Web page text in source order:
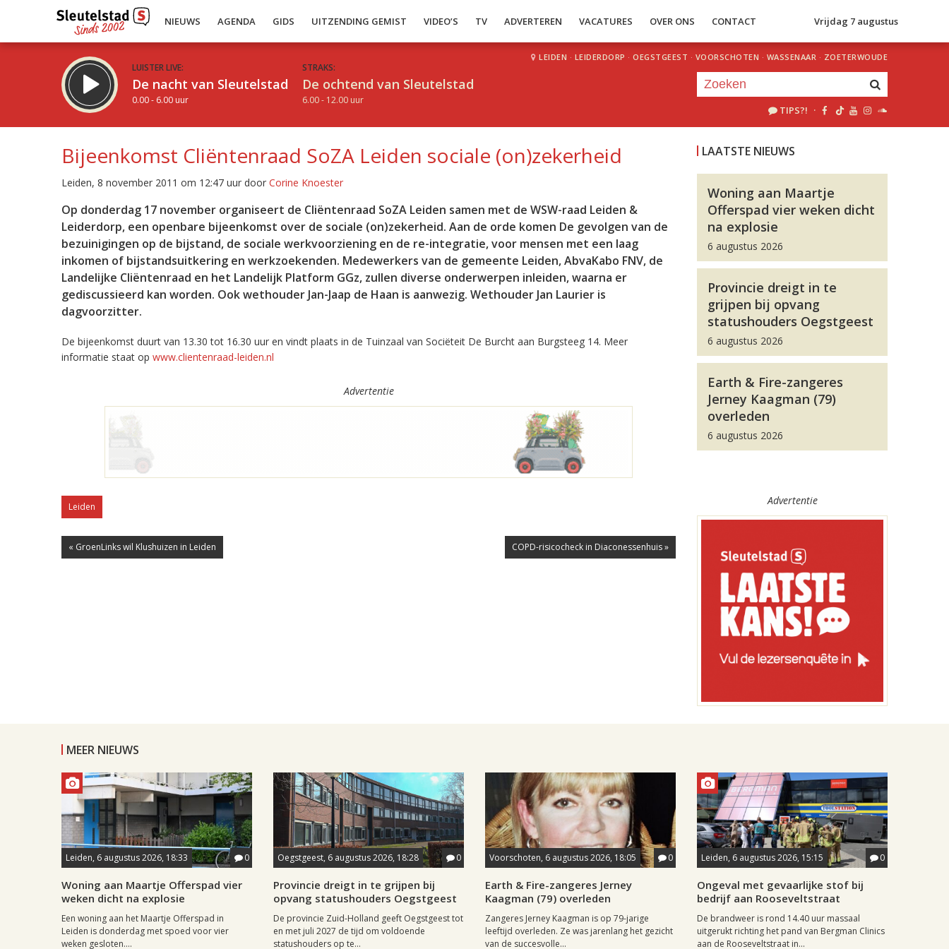
NIEUWS AGENDA GIDS UITZENDING GEMIST VIDEO’S TV ADVERTEREN VACATURES OVER ONS CONTACT Vrijdag 7 augustus
LUISTER LIVE:
De nacht van Sleutelstad
0.00 - 6.00 uur
STRAKS:
De ochtend van Sleutelstad
6.00 - 12.00 uur
LEIDEN · LEIDERDORP · OEGSTGEEST · VOORSCHOTEN · WASSENAAR · ZOETERWOUDE
TIPS?! ·
Inklappen
Bijeenkomst Cliëntenraad SoZA Leiden sociale (on)zekerheid
Leiden, 8 november 2011 om 12:47 uur door Corine Knoester
Op donderdag 17 november organiseert de Cliëntenraad SoZA Leiden samen met de WSW-raad Leiden &
Leiderdorp, een openbare bijeenkomst over de sociale (on)zekerheid. Aan de orde komen De gevolgen van de
bezuinigingen op de bijstand, de sociale werkvoorziening en de re-integratie, voor mensen met een laag
inkomen of bijstandsuitkering en werkzoekenden. Medewerkers van de gemeente Leiden, AbvaKabo FNV, de
Landelijke Cliëntenraad en het Landelijk Platform GGz, zullen diverse onderwerpen inleiden, waarna er
gediscussieerd kan worden. Ook wethouder Jan-Jaap de Haan is aanwezig. Wethouder Jan Laurier is
dagvoorzitter.
De bijeenkomst duurt van 13.30 tot 16.30 uur en vindt plaats in de Tuinzaal van Sociëteit De Burcht aan Burgsteeg 14. Meer
informatie staat op www.clientenraad-leiden.nl
Advertentie
Leiden
« GroenLinks wil Klushuizen in Leiden COPD-risicocheck in Diaconessenhuis »
LAATSTE NIEUWS
Woning aan Maartje
Offerspad vier weken dicht
na explosie
6 augustus 2026
Provincie dreigt in te
grijpen bij opvang
statushouders Oegstgeest
6 augustus 2026
Earth & Fire-zangeres
Jerney Kaagman (79)
overleden
6 augustus 2026
Advertentie
MEER NIEUWS
Leiden, 6 augustus 2026, 18:33 0
Woning aan Maartje Offerspad vier
weken dicht na explosie
Een woning aan het Maartje Offerspad in
Leiden is donderdag met spoed voor vier
weken gesloten....
Oegstgeest, 6 augustus 2026, 18:28 0
Provincie dreigt in te grijpen bij
opvang statushouders Oegstgeest
De provincie Zuid-Holland geeft Oegstgeest tot
en met juli 2027 de tijd om voldoende
statushouders op te...
Voorschoten, 6 augustus 2026, 18:05 0
Earth & Fire-zangeres Jerney
Kaagman (79) overleden
Zangeres Jerney Kaagman is op 79-jarige
leeftijd overleden. Ze was jarenlang het gezicht
van de succesvolle...
Leiden, 6 augustus 2026, 15:15 0
Ongeval met gevaarlijke stof bij
bedrijf aan Rooseveltstraat
De brandweer is rond 14.40 uur massaal
uitgerukt richting het pand van Bergman Clinics
aan de Rooseveltstraat in...